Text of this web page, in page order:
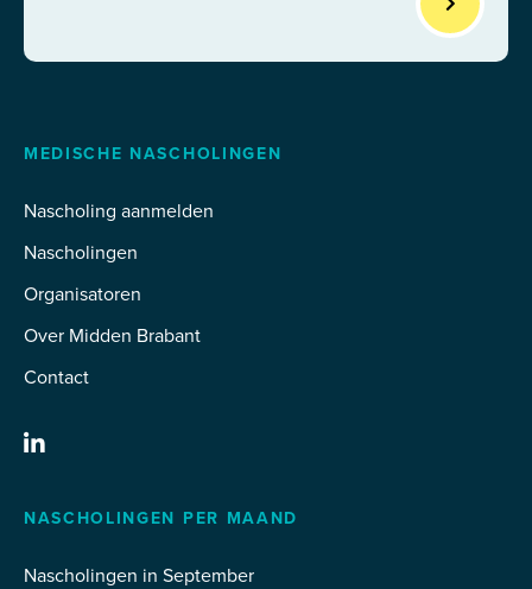
MEDISCHE NASCHOLINGEN
Nascholing aanmelden
Nascholingen
Organisatoren
Over Midden Brabant
Contact
NASCHOLINGEN PER MAAND
Nascholingen in September